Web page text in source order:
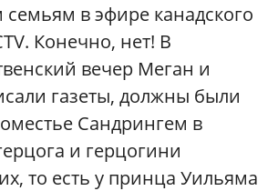
семьям в эфире канадского
Конечно, нет! В
вечер Меган и
газеты, должны были
Сандрингем в
и герцогини
то есть у принца Уильяма